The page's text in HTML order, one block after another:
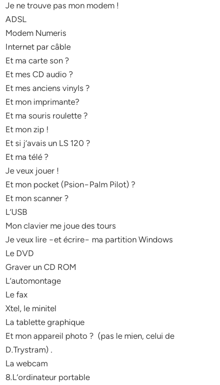
Je ne trouve pas mon modem !
ADSL
Modem Numeris
Internet par câble
Et ma carte son ?
Et mes CD audio ?
Et mes anciens vinyls ?
Et mon imprimante?
Et ma souris roulette ?
Et mon zip !
Et si j’avais un LS 120 ?
Et ma télé ?
Je veux jouer !
Et mon pocket (Psion−Palm Pilot) ?
Et mon scanner ?
L’USB
Mon clavier me joue des tours
Je veux lire −et écrire− ma partition Windows
Le DVD
Graver un CD ROM
L’automontage
Le fax
Xtel, le minitel
La tablette graphique
Et mon appareil photo ? (pas le mien, celui de
D.Trystram) .
La webcam
8.L’ordinateur portable